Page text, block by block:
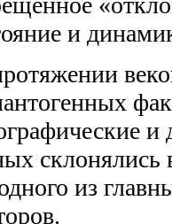
и
и
склонялись
из